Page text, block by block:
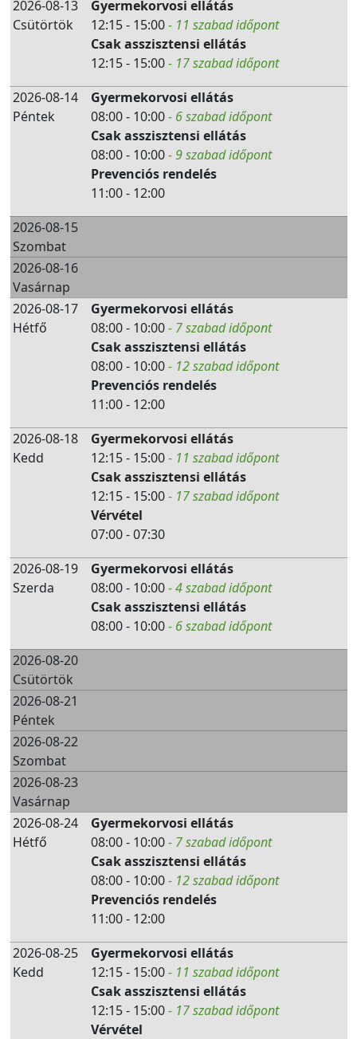
2026-08-13
Csütörtök
Gyermekorvosi ellátás
12:15 - 15:00- 11 szabad időpont
Csak asszisztensi ellátás
12:15 - 15:00- 17 szabad időpont
2026-08-14
Péntek
Gyermekorvosi ellátás
08:00 - 10:00- 6 szabad időpont
Csak asszisztensi ellátás
08:00 - 10:00- 9 szabad időpont
Prevenciós rendelés
11:00 - 12:00
2026-08-15
Szombat
2026-08-16
Vasárnap
2026-08-17
Hétfő
Gyermekorvosi ellátás
08:00 - 10:00- 7 szabad időpont
Csak asszisztensi ellátás
08:00 - 10:00- 12 szabad időpont
Prevenciós rendelés
11:00 - 12:00
2026-08-18
Kedd
Gyermekorvosi ellátás
12:15 - 15:00- 11 szabad időpont
Csak asszisztensi ellátás
12:15 - 15:00- 17 szabad időpont
Vérvétel
07:00 - 07:30
2026-08-19
Szerda
Gyermekorvosi ellátás
08:00 - 10:00- 4 szabad időpont
Csak asszisztensi ellátás
08:00 - 10:00- 6 szabad időpont
2026-08-20
Csütörtök
2026-08-21
Péntek
2026-08-22
Szombat
2026-08-23
Vasárnap
2026-08-24
Hétfő
Gyermekorvosi ellátás
08:00 - 10:00- 7 szabad időpont
Csak asszisztensi ellátás
08:00 - 10:00- 12 szabad időpont
Prevenciós rendelés
11:00 - 12:00
2026-08-25
Kedd
Gyermekorvosi ellátás
12:15 - 15:00- 11 szabad időpont
Csak asszisztensi ellátás
12:15 - 15:00- 17 szabad időpont
Vérvétel